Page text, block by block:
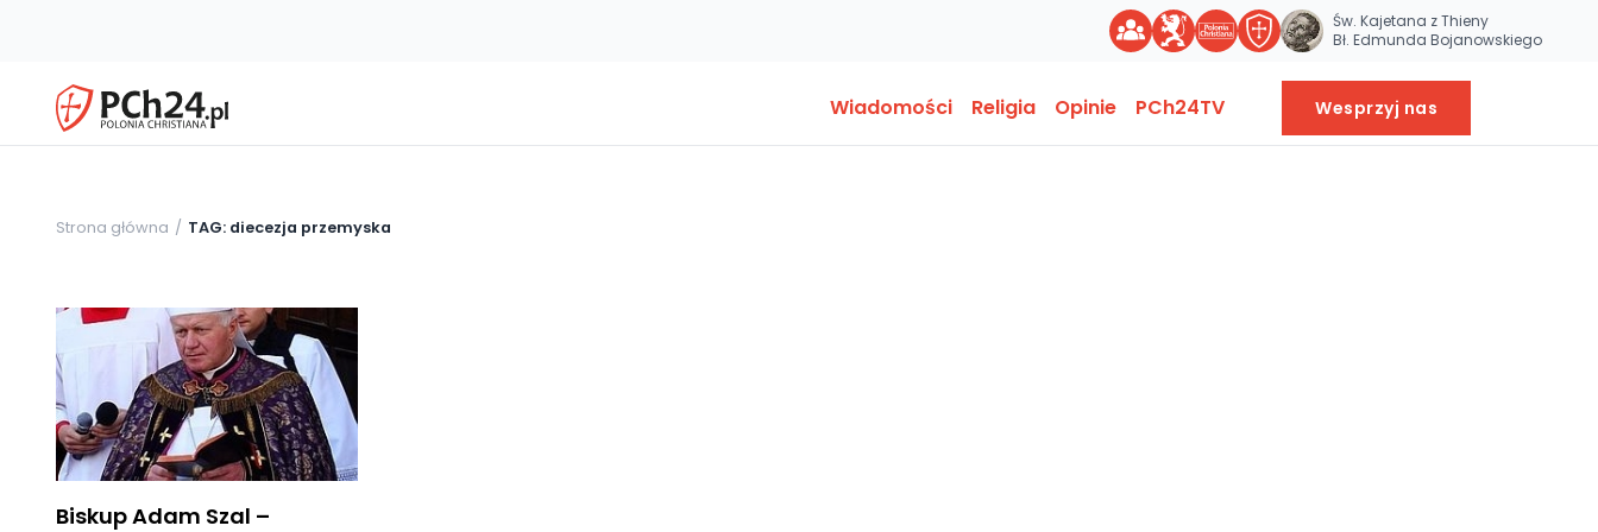
Św. Kajetana z Thieny
Bł. Edmunda Bojanowskiego
Wiadomości Religia Opinie PCh24TV Wesprzyj nas
Strona główna TAG: diecezja przemyska
Biskup Adam Szal –